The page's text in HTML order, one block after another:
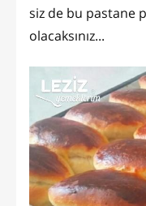
siz de bu pastane
olacaksınız...